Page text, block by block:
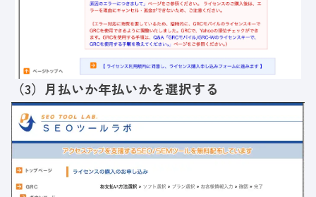
（3）月払いか年払いかを選択する